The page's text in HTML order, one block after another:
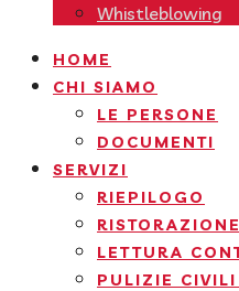
Whistleblowing
HOME
CHI SIAMO
LE PERSONE
DOCUMENTI
SERVIZI
RIEPILOGO
LETTURA
PULIZIE